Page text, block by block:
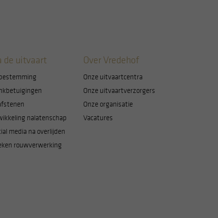
de uitvaart
nalatenschap
media na overlijden
rouwverwerking
Over Vredehof
Onze uitvaartcentra
Onze uitvaartverzorgers
Onze organisatie
Vacatures